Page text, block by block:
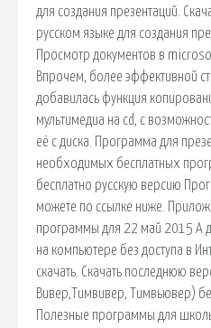
для создания презентаций.
русском языке для создания
Просмотр документов в
Впрочем, более эффективной
добавилась функция
мультимедиа на cd, с
её с диска. Программа для
необходимых бесплатных
бесплатно русскую версию
можете по ссылке ниже.
программы для 22 май 2015 А
на компьютере без доступа в
скачать. Скачать последнюю
Вивер,Тимвивер, Тимвьювер)
Полезные программы для